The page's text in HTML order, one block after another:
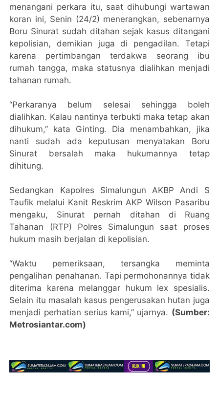
menangani perkara itu, saat dihubungi wartawan
koran ini, Senin (24/2) menerangkan, sebenarnya
Boru Sinurat sudah ditahan sejak kasus ditangani
kepolisian, demikian juga di pengadilan. Tetapi
karena pertimbangan terdakwa seorang ibu
rumah tangga, maka statusnya dialihkan menjadi
tahanan rumah.
“Perkaranya belum selesai sehingga boleh
dialihkan. Kalau nantinya terbukti maka tetap akan
dihukum,” kata Ginting. Dia menambahkan, jika
nanti sudah ada keputusan menyatakan Boru
Sinurat bersalah maka hukumannya tetap
dihitung.
Sedangkan Kapolres Simalungun AKBP Andi S
Taufik melalui Kanit Reskrim AKP Wilson Pasaribu
mengaku, Sinurat pernah ditahan di Ruang
Tahanan (RTP) Polres Simalungun saat proses
hukum masih berjalan di kepolisian.
“Waktu pemeriksaan, tersangka meminta
pengalihan penahanan. Tapi permohonannya tidak
diterima karena melanggar hukum lex spesialis.
Selain itu masalah kasus pengerusakan hutan juga
menjadi perhatian serius kami,” ujarnya. (Sumber:
Metrosiantar.com)